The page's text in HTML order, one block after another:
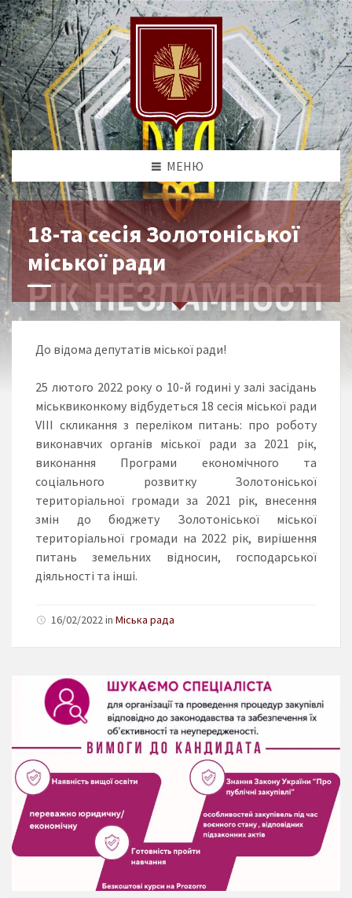
МЕНЮ
18-та сесія Золотоніської
міської ради
До відома депутатів міської ради!
25 лютого 2022 року о 10-й годині у залі засідань
міськвиконкому відбудеться 18 сесія міської ради
VІІІ скликання з переліком питань: про роботу
виконавчих органів міської ради за 2021 рік,
виконання Програми економічного та
соціального розвитку Золотоніської
територіальної громади за 2021 рік, внесення
змін до бюджету Золотоніської міської
територіальної громади на 2022 рік, вирішення
питань земельних відносин, господарської
діяльності та інші.
16/02/2022 in Міська рада